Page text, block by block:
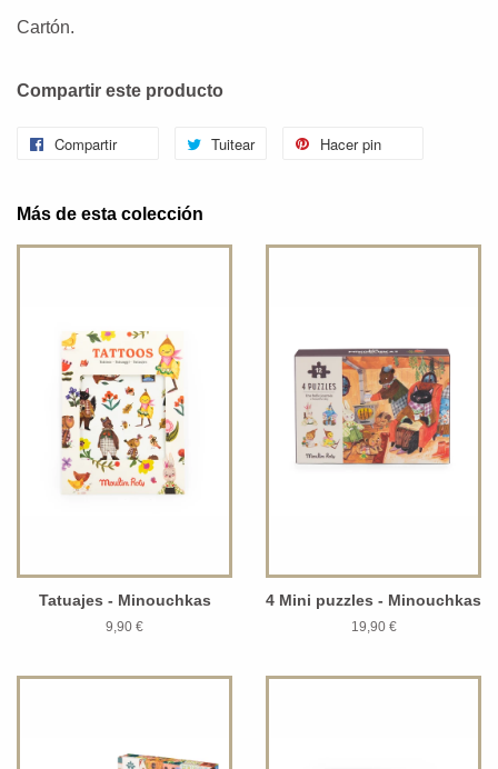
Cartón.
Compartir este producto
Compartir Tuitear Hacer pin
Más de esta colección
Tatuajes - Minouchkas
9,90 €
4 Mini puzzles - Minouchkas
19,90 €